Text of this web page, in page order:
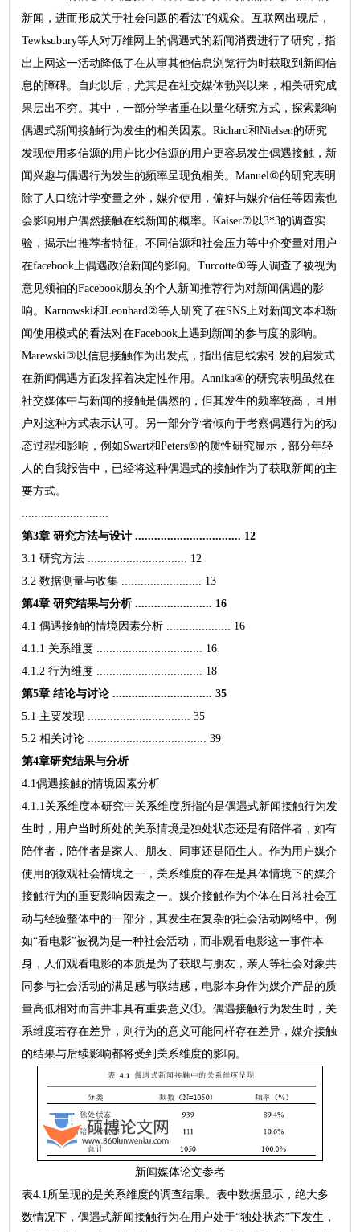
新闻，进而形成关于社会问题的看法”的观众。互联网出现后，
Tewksubury等人对万维网上的偶遇式的新闻消费进行了研究，指
出上网这一活动降低了在从事其他信息浏览行为时获取到新闻信
息的障碍。自此以后，尤其是在社交媒体勃兴以来，相关研究成
果层出不穷。其中，一部分学者重在以量化研究方式，探索影响
偶遇式新闻接触行为发生的相关因素。Richard和Nielsen的研究
发现使用多信源的用户比少信源的用户更容易发生偶遇接触，新
闻兴趣与偶遇行为发生的频率呈现负相关。Manuel⑥的研究表明
除了人口统计学变量之外，媒介使用，偏好与媒介信任等因素也
会影响用户偶然接触在线新闻的概率。Kaiser⑦以3*3的调查实
验，揭示出推荐者特征、不同信源和社会压力等中介变量对用户
在facebook上偶遇政治新闻的影响。Turcotte①等人调查了被视为
意见领袖的Facebook朋友的个人新闻推荐行为对新闻偶遇的影
响。Karnowski和Leonhard②等人研究了在SNS上对新闻文本和新
闻使用模式的看法对在Facebook上遇到新闻的参与度的影响。
Marewski③以信息接触作为出发点，指出信息线索引发的启发式
在新闻偶遇方面发挥着决定性作用。Annika④的研究表明虽然在
社交媒体中与新闻的接触是偶然的，但其发生的频率较高，且用
户对这种方式表示认可。另一部分学者倾向于考察偶遇行为的动
态过程和影响，例如Swart和Peters⑤的质性研究显示，部分年轻
人的自我报告中，已经将这种偶遇式的接触作为了获取新闻的主
要方式。
...........................
第3章 研究方法与设计 ................................. 12
3.1 研究方法 ............................... 12
3.2 数据测量与收集 ......................... 13
第4章 研究结果与分析 ........................ 16
4.1 偶遇接触的情境因素分析 .................... 16
4.1.1 关系维度 ................................. 16
4.1.2 行为维度 ................................. 18
第5章 结论与讨论 ............................... 35
5.1 主要发现 ................................ 35
5.2 相关讨论 ..................................... 39
第4章研究结果与分析
4.1偶遇接触的情境因素分析
4.1.1关系维度本研究中关系维度所指的是偶遇式新闻接触行为发
生时，用户当时所处的关系情境是独处状态还是有陪伴者，如有
陪伴者，陪伴者是家人、朋友、同事还是陌生人。作为用户媒介
使用的微观社会情境之一，关系维度的存在是具体情境下的媒介
接触行为的重要影响因素之一。媒介接触作为个体在日常社会互
动与经验整体中的一部分，其发生在复杂的社会活动网络中。例
如“看电影”被视为是一种社会活动，而非观看电影这一事件本
身，人们观看电影的本质是为了获取与朋友，亲人等社会对象共
同参与社会活动的满足感与联结感，电影本身作为媒介产品的质
量高低相对而言并非具有重要意义①。偶遇接触行为发生时，关
系维度若存在差异，则行为的意义可能同样存在差异，媒介接触
的结果与后续影响都将受到关系维度的影响。
新闻媒体论文参考
表4.1所呈现的是关系维度的调查结果。表中数据显示，绝大多
数情况下，偶遇式新闻接触行为在用户处于“独处状态”下发生，